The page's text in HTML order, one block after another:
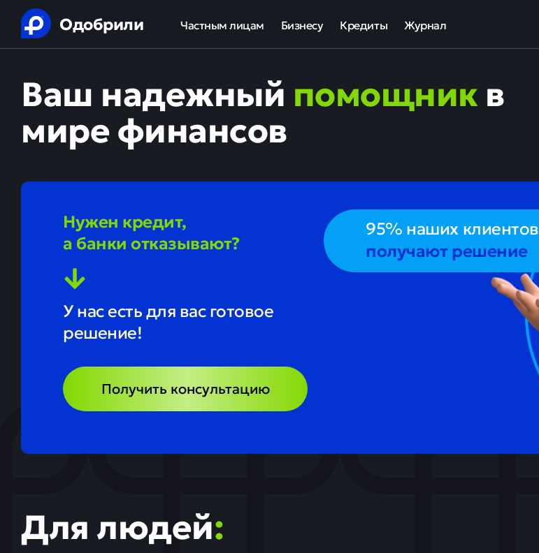
Одобрили Частным лицам
Рефинансирование кредитов
Юридическая защита от коллекторов и кредиторов
Бизнесу
Оборотный кредит
Льготные программы кредитования для бизнеса
Кредиты
Рефинансирование кредитов
Кредит на карту
Кредиты с плохой КИ
Кредиты без справок
Журнал
Ваш надежный помощникв
мире финансов
Нужен кредит,
а банки отказывают?
У нас есть для вас готовое
решение!
Получить консультацию
95% наших клиентов
получают решение
Для людей: